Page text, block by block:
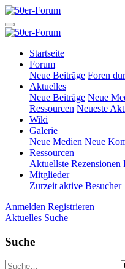
Startseite
Forum
Neue Beiträge Foren
Aktuelles
Neue Beiträge Neue
Ressourcen Neueste
Wiki
Galerie
Neue Medien Neue
Ressourcen
Aktuellste Rezensionen
Mitglieder
Zurzeit aktive Besucher
Anmelden Registrieren
Aktuelles Suche
Suche